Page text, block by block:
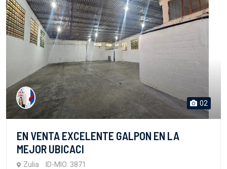
02
EN VENTA EXCELENTE GALPON EN LA
MEJOR UBICACI
Zulia ID-MIO: 3871